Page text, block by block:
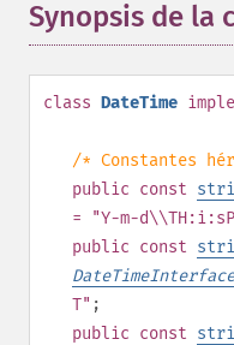
Synopsis de la
class DateTime
/* Constantes
public const
= "Y-m-
public const
T" ;
public const